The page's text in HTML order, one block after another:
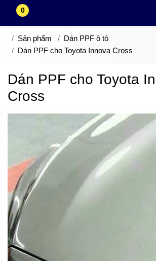
0
Sản phẩm
Dán PPF ô tô
Dán PPF cho Toyota Innova Cross
Dán PPF cho Toyota
Cross